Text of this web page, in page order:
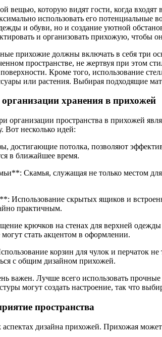
вещью, которую видят гости, когда
использовать его
и обуви, но и создание уютной
и организовать прихожую, чтобы
прихожие должны включать в себя три
пространстве, не жертвуя при этом
Кроме того, использование
или растения. Выбирая подходящие
хранения в прихожей
пространства в прихожей
Вот несколько идей:
потолка, позволяют
в ближайшее время.
Скамья, служащая не только местом
Использование скрытых ящиков и
практичным.
крючков на стенах для верхней одежды
стать акцентом в оформлении.
корзин для чулок и перчаток
с общим дизайном прихожей.
важен. Лучше всего использовать
могут создать настроение, так что
пространства
дизайна прихожей. Прихожая